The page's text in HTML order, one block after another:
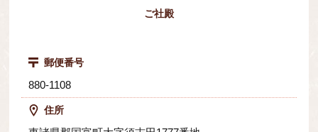
ご社殿
郵便番号
880-1108
住所